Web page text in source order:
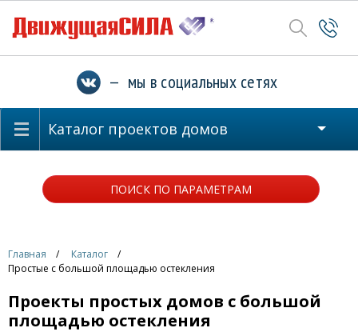
— мы в социальных сетях
Каталог проектов домов
ПОИСК ПО ПАРАМЕТРАМ
Главная
Каталог
Простые с большой площадью остекления
Проекты простых домов с большой
площадью остекления